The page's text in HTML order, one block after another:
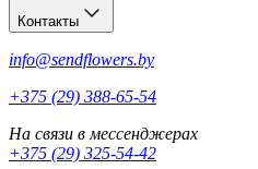
Контакты
info@sendflowers.by
+375 (29) 388-65-54
На связи в мессенджерах
+375 (29) 325-54-42